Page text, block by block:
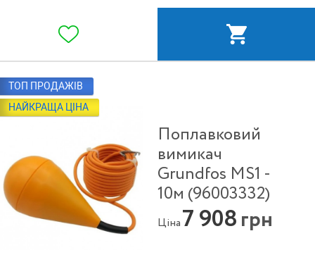
ТОП ПРОДАЖІВ
НАЙКРАЩА ЦІНА
Поплавковий
вимикач
Grundfos MS1 -
10м (96003332)
Ціна7 908грн